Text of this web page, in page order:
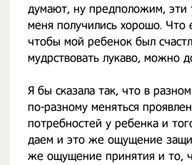
думают, ну предположим, эти
меня получились хорошо. Что
чтобы мой ребенок был
мудрствовать лукаво, можно
Я бы сказала так, что в
по-разному меняться
потребностей у ребенка и
даем и это же ощущение
же ощущение принятия и то,